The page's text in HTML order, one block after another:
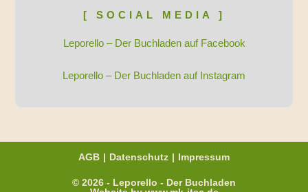
[ SOCIAL MEDIA ]
Leporello – Der Buchladen auf Facebook
Leporello – Der Buchladen auf Instagram
AGB Datenschutz Impressum
© 2026 - Leporello - Der Buchladen